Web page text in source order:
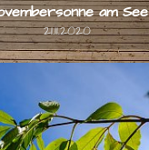
am See
21.11.2020